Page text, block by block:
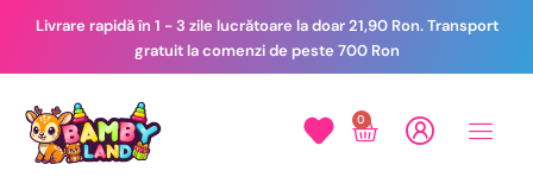
Livrare rapidă în 1 - 3 zile lucrătoare la doar 21,90 Ron. Transport
gratuit la comenzi de peste 700 Ron
0